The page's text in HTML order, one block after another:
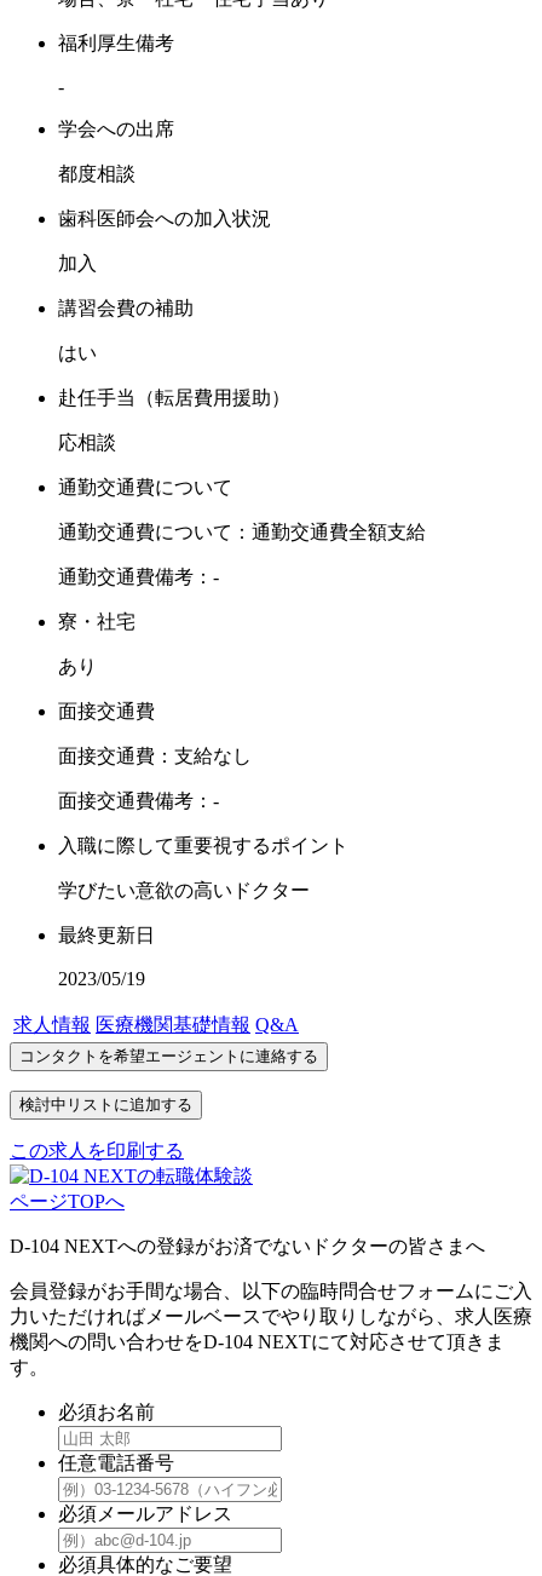
福利厚生備考
-
学会への出席
都度相談
歯科医師会への加入状況
加入
講習会費の補助
はい
赴任手当（転居費用援助）
応相談
通勤交通費について
通勤交通費について：通勤交通費全額支給
通勤交通費備考：-
寮・社宅
あり
面接交通費
面接交通費：支給なし
面接交通費備考：-
入職に際して重要視するポイント
学びたい意欲の高いドクター
最終更新日
2023/05/19
求人情報 医療機関基礎情報 Q&A
この求人を印刷する
ページTOPへ
D-104 NEXTへの登録がお済でないドクターの皆さまへ
会員登録がお手間な場合、以下の臨時問合せフォームにご入
力いただければメールベースでやり取りしながら、求人医療
機関への問い合わせをD-104 NEXTにて対応させて頂きま
す。
必須お名前
任意電話番号
必須 メールアドレス
必須具体的なご要望